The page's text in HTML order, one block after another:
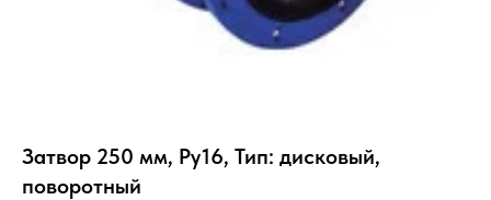
Затвор 250 мм, Ру16, Тип: дисковый,
поворотный